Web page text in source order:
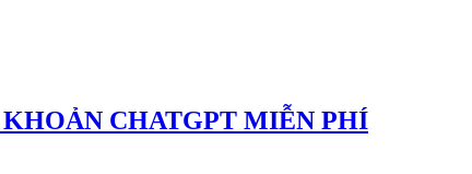
CHATGPT MIỄN PHÍ